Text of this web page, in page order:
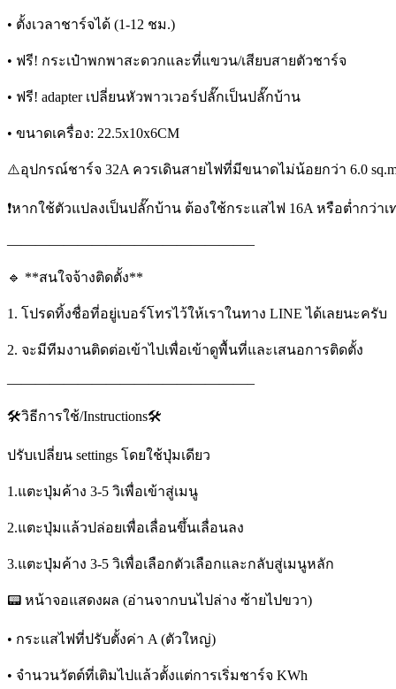
• ตั้งเวลาชาร์จได้ (1-12 ชม.)
• ฟรี! กระเป๋าพกพาสะดวกและที่แขวน/เสียบสายตัวชาร์จ
• ฟรี! adapter เปลี่ยนหัวพาวเวอร์ปลั๊กเป็นปลั๊กบ้าน
• ขนาดเครื่อง: 22.5x10x6CM
⚠️อุปกรณ์ชาร์จ 32A ควรเดินสายไฟที่มีขนาดไม่น้อยกว่า 6.0
❗หากใช้ตัวแปลงเป็นปลั๊กบ้าน ต้องใช้กระแสไฟ 16A หรือต่ำกว่า
—————————————————–
🔹 **สนใจจ้างติดตั้ง**
1. โปรดทิ้งชื่อที่อยู่เบอร์โทรไว้ให้เราในทาง LINE ได้เลยนะครับ
2. จะมีทีมงานติดต่อเข้าไปเพื่อเข้าดูพื้นที่และเสนอการติดตั้ง
—————————————————–
🛠วิธีการใช้/Instructions🛠
ปรับเปลี่ยน settings โดยใช้ปุ่มเดียว
1.แตะปุ่มค้าง 3-5 วิเพื่อเข้าสู่เมนู
2.แตะปุ่มแล้วปล่อยเพื่อเลื่อนขึ้นเลื่อนลง
3.แตะปุ่มค้าง 3-5 วิเพื่อเลือกตัวเลือกและกลับสู่เมนูหลัก
📟 หน้าจอแสดงผล (อ่านจากบนไปล่าง ซ้ายไปขวา)
• กระแสไฟที่ปรับตั้งค่า A (ตัวใหญ่)
• จำนวนวัตต์ที่เติมไปแล้วตั้งแต่การเริ่มชาร์จ KWh